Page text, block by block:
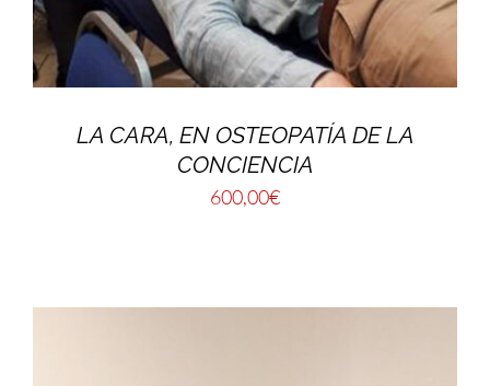
LA CARA, EN OSTEOPATÍA DE LA
CONCIENCIA
600,00€